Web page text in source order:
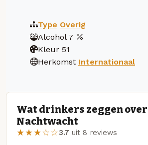
Type Overig
Alcohol 7
Kleur 51
Herkomst Internationaal
Wat drinkers zeggen over
Nachtwacht
★★★☆☆3.7 uit 8 reviews